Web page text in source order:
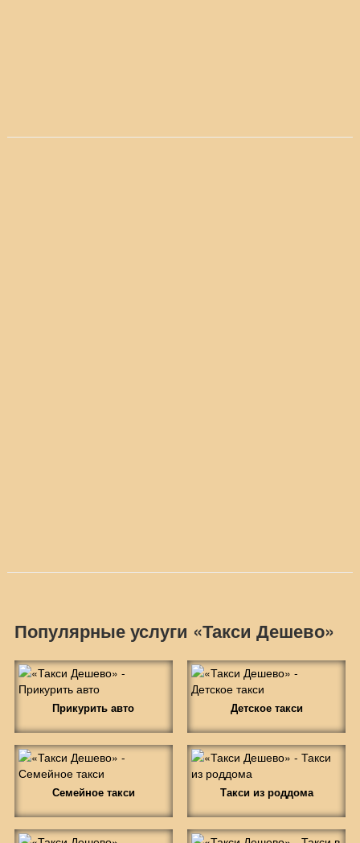
Популярные услуги «Такси Дешево»
Прикурить авто Детское такси
Семейное такси Такси из роддома